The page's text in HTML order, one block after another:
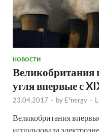
НОВОСТИ
Великобритания
угля впервые с
23.04.2017 - by E²nergy -
Великобритания
использовала